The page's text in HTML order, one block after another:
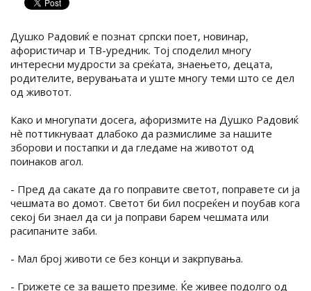
Душко Радовиќ е познат српски поет, новинар,
афористичар и ТВ-уредник. Тој споделил многу
интересни мудрости за среќата, знаењето, децата,
родителите, верувањата и уште многу теми што се дел
од животот.
Како и многупати досега, афоризмите на Душко Радовиќ
нè поттикнуваат длабоко да размислиме за нашите
зборови и постапки и да гледаме на животот од
поинаков агол.
- Пред да сакате да го поправите светот, поправете си ја
чешмата во домот. Светот би бил посреќен и поубав кога
секој би знаел да си ја поправи барем чешмата или
расипаните заби.
- Мал број животи се без конци и закрпувања.
- Грижете се за вашето презиме. Ќе живее подолго од